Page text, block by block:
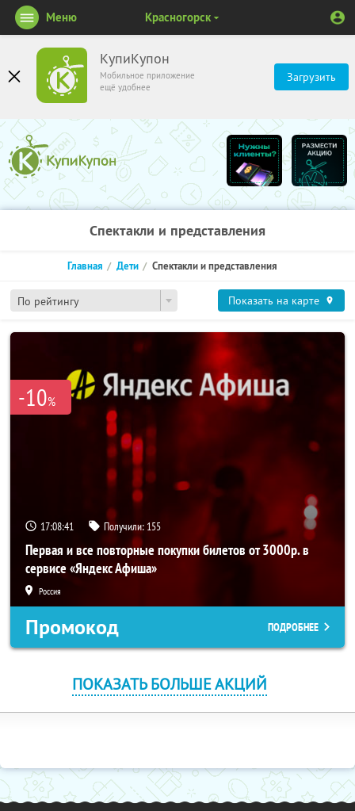
КупиКупон
Мобильное приложение
ещё удобнее
Загрузить
Меню Красногорск
Спектакли и представления
По рейтингу
Главная Дети Спектакли и представления
Показать на карте
-10%
17:08:40 Получили: 155
Первая и все повторные покупки билетов от 3000р. в
сервисе «Яндекс Афиша»
Россия
Промокод ПОДРОБНЕЕ
ПОКАЗАТЬ БОЛЬШЕ АКЦИЙ